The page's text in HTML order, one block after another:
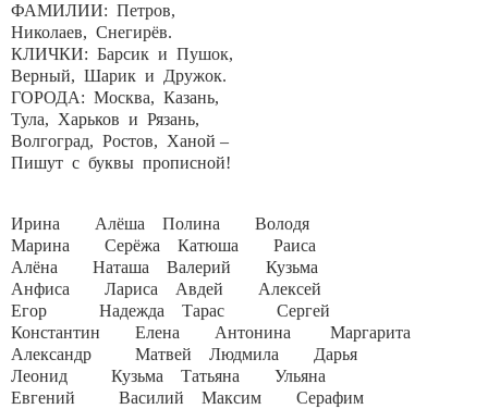
ФАМИЛИИ: Петров,
Николаев, Снегирёв.
КЛИЧКИ: Барсик и Пушок,
Верный, Шарик и Дружок.
ГОРОДА: Москва, Казань,
Тула, Харьков и Рязань,
Волгоград, Ростов, Ханой –
Пишут с буквы прописной!
Ирина Алёша Полина Володя
Марина Серёжа Катюша Раиса
Алёна Наташа Валерий Кузьма
Анфиса Лариса Авдей Алексей
Егор Надежда Тарас Сергей
Константин Елена Антонина Маргарита
Александр Матвей Людмила Дарья
Леонид Кузьма Татьяна Ульяна
Евгений Василий Максим Серафим